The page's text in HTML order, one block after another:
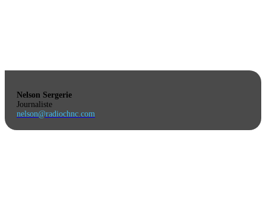
Nelson Sergerie
Journaliste
nelson@radiochnc.com